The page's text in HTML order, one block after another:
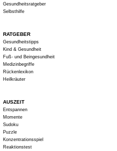
Gesundheitsratgeber
Selbsthilfe
RATGEBER
Gesundheitstipps
Kind & Gesundheit
Fuß- und Beingesundheit
Medizinbegriffe
Rückenlexikon
Heilkräuter
AUSZEIT
Entspannen
Momente
Sudoku
Puzzle
Konzentrationsspiel
Reaktionstest